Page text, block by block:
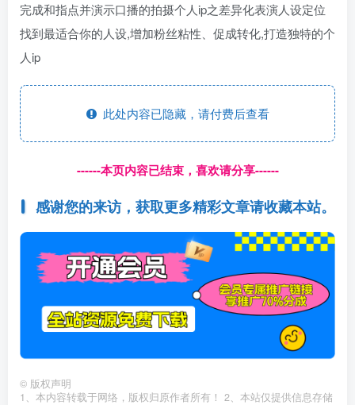
完成和指点并演示口播的拍摄个人ip之差异化表演人设定位
找到最适合你的人设,增加粉丝粘性、促成转化,打造独特的个
人ip
此处内容已隐藏，请付费后查看
------本页内容已结束，喜欢请分享------
感谢您的来访，获取更多精彩文章请收藏本站。
© 版权声明
1、本内容转载于网络，版权归原作者所有！ 2、本站仅提供信息存储